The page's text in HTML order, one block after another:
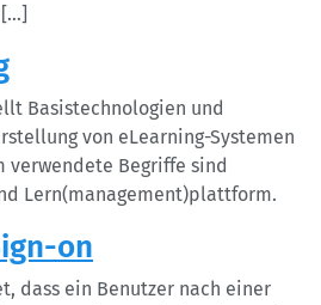
[…]
Basistechnologien und
von eLearning-Systemen
verwendete Begriffe sind
Lern(management)plattform.
on
dass ein Benutzer nach einer